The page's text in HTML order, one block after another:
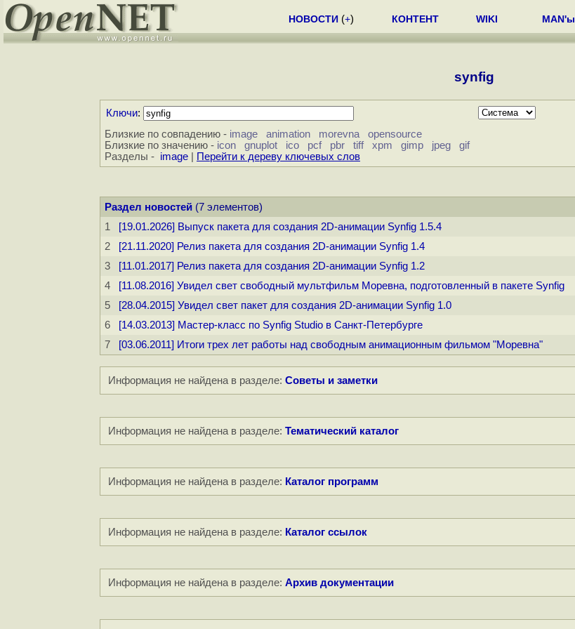
НОВОСТИ (+) КОНТЕНТ WIKI MAN'ы
synfig
Ключи:
Близкие по совпадению - image animation morevna
opensource
Близкие по значению - icon gnuplot ico pcf pbr tiff xpm gimp jpeg
gif
Разделы - image Перейти к дереву ключевых слов
Раздел новостей (7 элементов)
1
[19.01.2026] Выпуск пакета для создания 2D-анимации Synfig 1.5.4
2
[21.11.2020] Релиз пакета для создания 2D-анимации Synfig 1.4
3
[11.01.2017] Релиз пакета для создания 2D-анимации Synfig 1.2
4
[11.08.2016] Увидел свет свободный мультфильм Моревна, подготовленный в пакете Synfig
5
[28.04.2015] Увидел свет пакет для создания 2D-анимации Synfig 1.0
6
[14.03.2013] Мастер-класс по Synfig Studio в Санкт-Петербурге
7
[03.06.2011] Итоги трех лет работы над свободным анимационным фильмом "Моревна"
Информация не найдена в разделе: Советы и заметки
Информация не найдена в разделе: Тематический каталог
Информация не найдена в разделе: Каталог программ
Информация не найдена в разделе: Каталог ссылок
Информация не найдена в разделе: Архив документации